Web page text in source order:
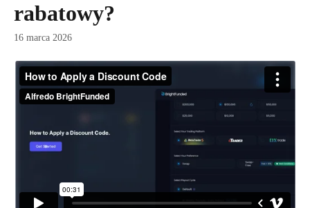
rabatowy?
16 marca 2026